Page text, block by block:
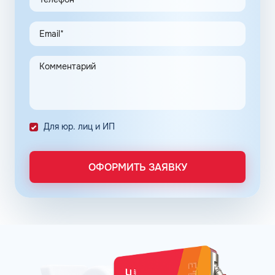
программы, привлекают предпринимателей.
Заправочные карты для ИП значительно упрощают
выполнение задач в области транспортной логистики.
Автоматизация процессов транспортной логистики
помогает упростить работу сотрудников, сократить
количество поставленных задач и трудозатрат на их
Снизить расходы на топливо помогает контроль
расходов, который осуществляется в упрощенном
Систематизация и сбор информации в одном месте о
расходах водителей на заправках поможет выявить
недобросовестных сотрудников. Использование средств
компании в собственных интересах легко выявить, если
компании требуют экономии и тщательного контроля
Для юр. лиц и ИП
ОФОРМИТЬ ЗАЯВКУ